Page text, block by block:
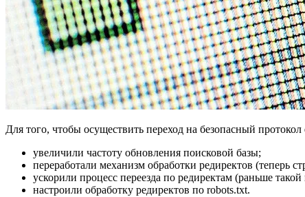
Для того, чтобы осуществить переход на безопасный
увеличили частоту обновления поисковой базы;
переработали механизм обработки редиректов (теперь
ускорили процесс переезда по редиректам (раньше
настроили обработку редиректов по robots.txt.